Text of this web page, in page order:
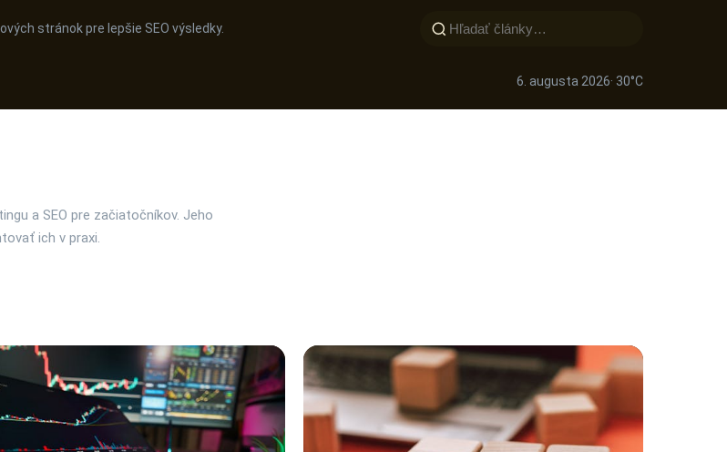
stránok pre lepšie SEO výsledky.
6. augusta 2026· 30°C
a SEO pre začiatočníkov. Jeho
ich v praxi.